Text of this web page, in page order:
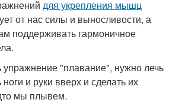
для укрепления мышц
от нас силы и выносливости, а
поддерживать гармоничное
"плавание", нужно лечь
и руки вверх и сделать их
мы плывем.